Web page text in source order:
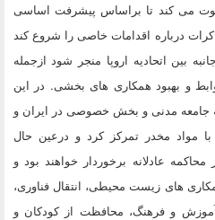
دعوت می کند تا براساس پیشرفت اساسی
درباره اقدامات خاصی را شروع کند
بین اتحادیه اروپا منجر شود ازجمله
و بهبود همکاری های بخشی. در این
جامعه مدنی و بخش خصوصی در ایران و
با مواد مخدر تمرکز کرد و درعین حال
عادلانه برخوردار خواهند بود و
های زیست محیطی، انتقال فناوری،
آموزش و فرهنگ، محافظت از کودکان و